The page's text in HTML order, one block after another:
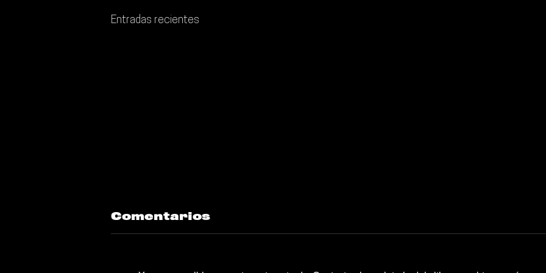
Entradas recientes
Comentarios